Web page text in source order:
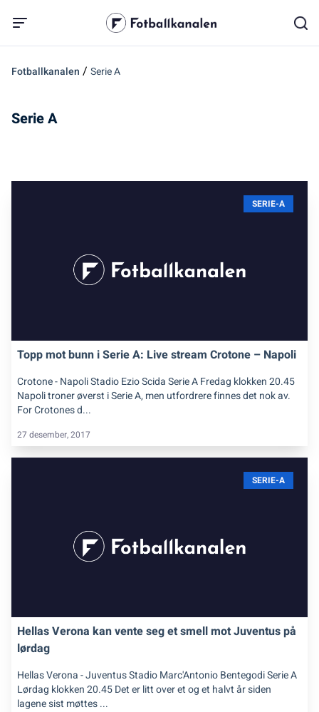
Fotballkanalen / Serie A
Serie A
SERIE-A
Topp mot bunn i Serie A: Live stream Crotone – Napoli
Crotone - Napoli Stadio Ezio Scida Serie A Fredag klokken 20.45
Napoli troner øverst i Serie A, men utfordrere finnes det nok av.
For Crotones d...
27 desember, 2017
SERIE-A
Hellas Verona kan vente seg et smell mot Juventus på
lørdag
Hellas Verona - Juventus Stadio Marc'Antonio Bentegodi Serie A
Lørdag klokken 20.45 Det er litt over et og et halvt år siden
lagene sist møttes ...